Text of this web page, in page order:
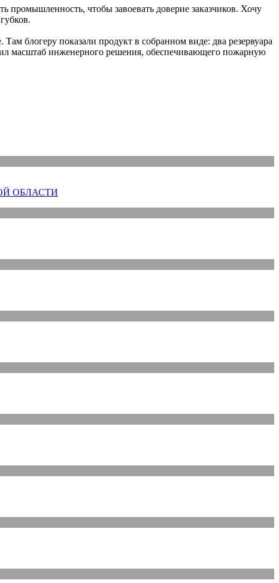
чтобы завоевать доверие заказчиков. Хочу
блогеру показали продукт в собранном виде: два резервуара
масштаб инженерного решения, обеспечивающего пожарную
ОБЛАСТИ